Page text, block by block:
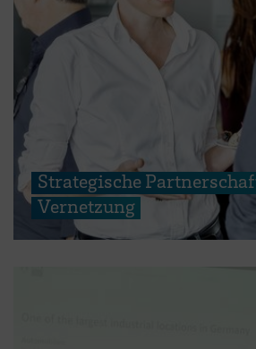
Strategische
Vernetzung